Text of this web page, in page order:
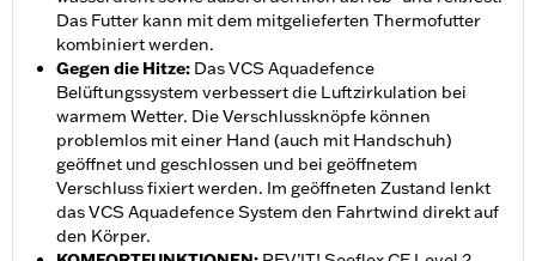
Das Futter kann mit dem mitgelieferten Thermofutter
kombiniert werden.
Gegen die Hitze: Das VCS Aquadefence
Belüftungssystem verbessert die Luftzirkulation bei
warmem Wetter. Die Verschlussknöpfe können
problemlos mit einer Hand (auch mit Handschuh)
geöffnet und geschlossen und bei geöffnetem
Verschluss fixiert werden. Im geöffneten Zustand lenkt
das VCS Aquadefence System den Fahrtwind direkt auf
den Körper.